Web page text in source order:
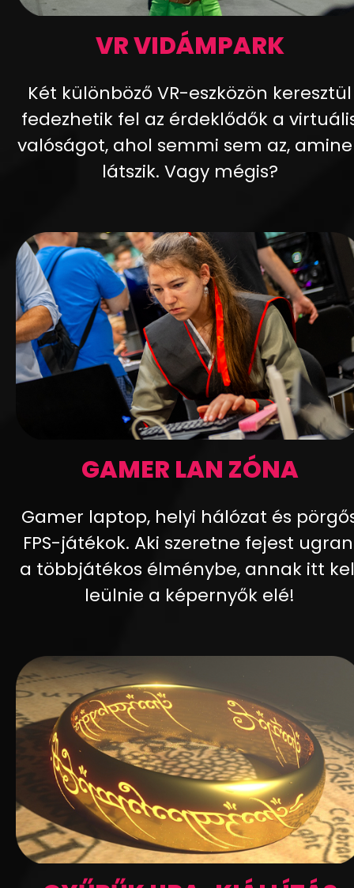
VR VIDÁMPARK
Két különböző VR-eszközön keresztül
fedezhetik fel az érdeklődők a
valóságot, ahol semmi sem az,
látszik. Vagy mégis?
GAMER LAN ZÓNA
Gamer laptop, helyi hálózat és
FPS-játékok. Aki szeretne fejest
a többjátékos élménybe, annak itt
leülnie a képernyők elé!